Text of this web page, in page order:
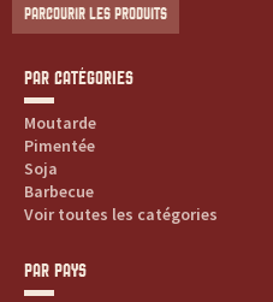
PARCOURIR LES PRODUITS
PAR CATÉGORIES
Moutarde
Pimentée
Soja
Barbecue
Voir toutes les catégories
PAR PAYS